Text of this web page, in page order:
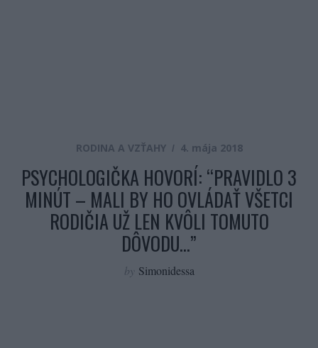
RODINA A VZŤAHY 4. mája 2018
PSYCHOLOGIČKA HOVORÍ: “PRAVIDLO 3
MINÚT – MALI BY HO OVLÁDAŤ VŠETCI
RODIČIA UŽ LEN KVÔLI TOMUTO
DÔVODU…”
by Simonidessa